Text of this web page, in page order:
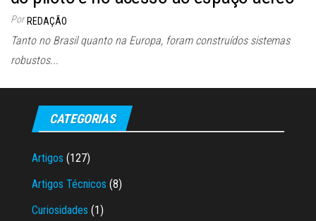
Por REDAÇÃO
Tanto no Brasil quanto na Europa, foram construídos sistemas
robustos...
CATEGORIAS
Artigos (127)
Artigos Técnicos (8)
Curiosidades (1)